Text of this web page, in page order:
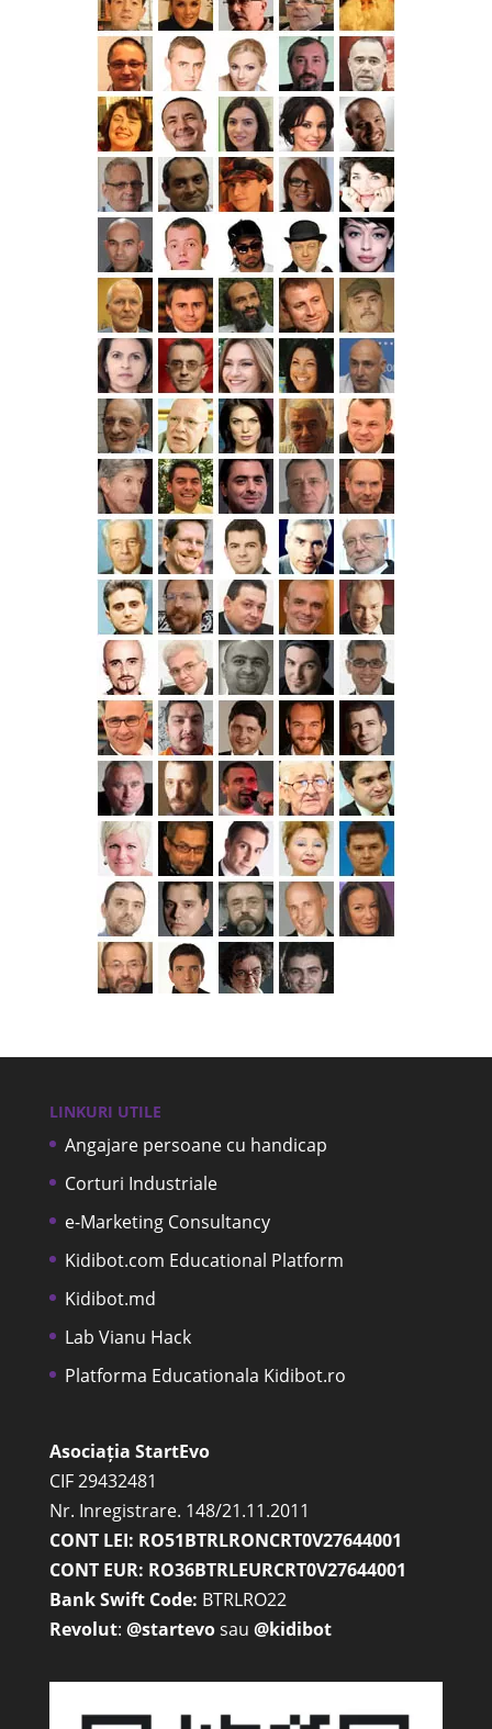
LINKURI UTILE
Angajare persoane cu handicap
Corturi Industriale
e-Marketing Consultancy
Kidibot.com Educational Platform
Kidibot.md
Lab Vianu Hack
Platforma Educationala Kidibot.ro
Asociația StartEvo
CIF 29432481
Nr. Inregistrare. 148/21.11.2011
CONT LEI: RO51BTRLRONCRT0V27644001
CONT EUR: RO36BTRLEURCRT0V27644001
Bank Swift Code: BTRLRO22
Revolut: @startevosau @kidibot